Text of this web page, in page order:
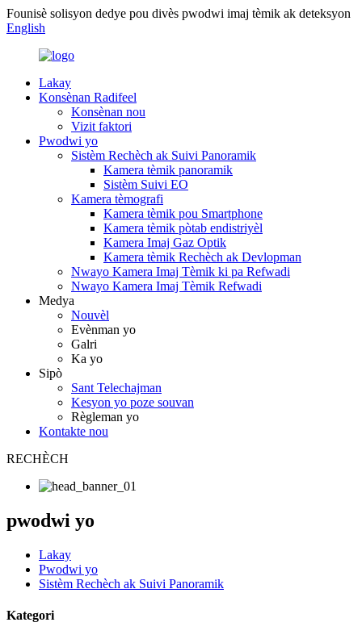
Founisè solisyon dedye pou divès pwodwi imaj tèmik ak deteksyon
English
Lakay
Konsènan Radifeel
Konsènan nou
Vizit faktori
Pwodwi yo
Sistèm Rechèch ak Suivi Panoramik
Kamera tèmik panoramik
Sistèm Suivi EO
Kamera tèmografi
Kamera tèmik pou Smartphone
Kamera tèmik pòtab endistriyèl
Kamera Imaj Gaz Optik
Kamera tèmik Rechèch ak Devlopman
Nwayo Kamera Imaj Tèmik ki pa Refwadi
Nwayo Kamera Imaj Tèmik Refwadi
Medya
Nouvèl
Evènman yo
Galri
Ka yo
Sipò
Sant Telechajman
Kesyon yo poze souvan
Règleman yo
Kontakte nou
RECHÈCH
pwodwi yo
Lakay
Pwodwi yo
Sistèm Rechèch ak Suivi Panoramik
Kategori